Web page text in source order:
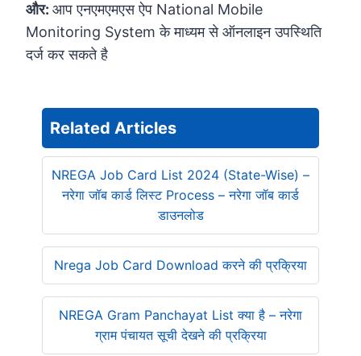
और: आप एनएमएमएस ऐप National Mobile
Monitoring System के माध्यम से ऑनलाइन उपस्थिति
दर्ज कर सकते है
Related Articles
NREGA Job Card List 2024 (State-Wise) –
नरेगा जॉब कार्ड लिस्ट Process – नरेगा जॉब कार्ड
डाउनलोड
Nrega Job Card Download करने की प्रक्रिया
NREGA Gram Panchayat List क्या है – नरेगा
ग्राम पंचायत सूची देखने की प्रक्रिया